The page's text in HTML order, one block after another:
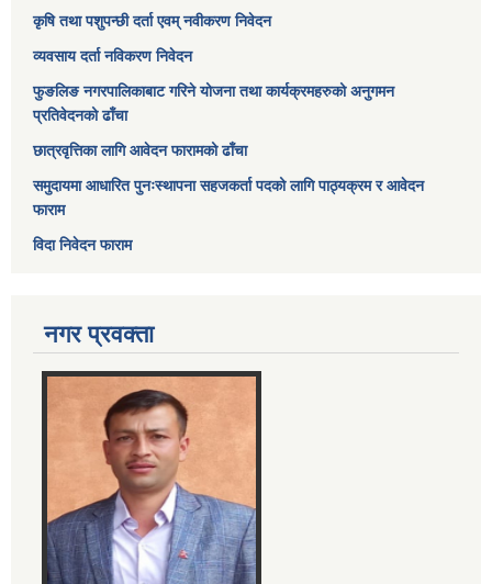
कृषि तथा पशुपन्छी दर्ता एवम् नवीकरण निवेदन
व्यवसाय दर्ता नविकरण निवेदन
फुङलिङ नगरपालिकाबाट गरिने योजना तथा कार्यक्रमहरुको अनुगमन
प्रतिवेदनको ढाँचा
छात्रवृत्तिका लागि आवेदन फारामको ढाँचा
समुदायमा आधारित पुनःस्थापना सहजकर्ता पदको लागि पाठ्यक्रम र आवेदन
फाराम
विदा निवेदन फाराम
नगर प्रवक्ता